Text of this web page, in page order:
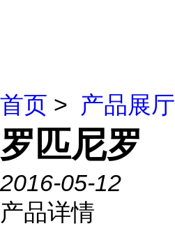
首页 > 产品展厅
罗匹尼罗
2016-05-12
产品详情